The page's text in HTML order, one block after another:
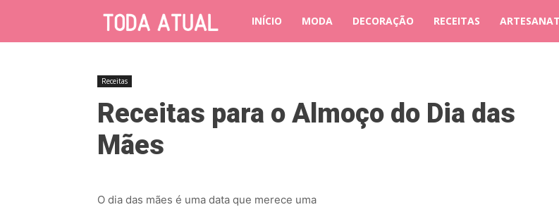
INÍCIO MODA DECORAÇÃO RECEITAS
Receitas
Receitas para o Almoço do Dia das
Mães
O dia das mães é uma data que merece uma